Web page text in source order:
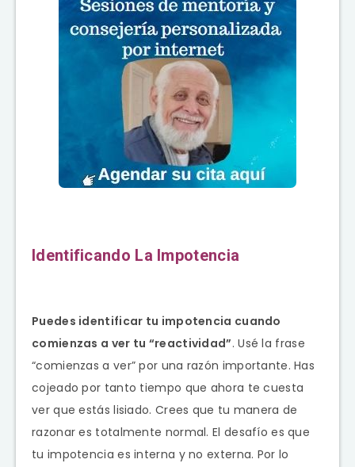
Identificando La Impotencia
Puedes identificar tu impotencia cuando
comienzas a ver tu “reactividad”. Usé la frase
“comienzas a ver” por una razón importante. Has
cojeado por tanto tiempo que ahora te cuesta
ver que estás lisiado. Crees que tu manera de
razonar es totalmente normal. El desafío es que
tu impotencia es interna y no externa. Por lo